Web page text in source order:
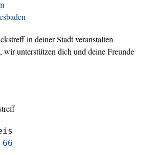
in deiner Stadt veranstalten
wir unterstützen dich und deine Freunde